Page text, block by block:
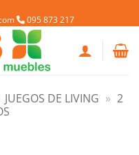
095 873 217
JUEGOS DE LIVING » 2